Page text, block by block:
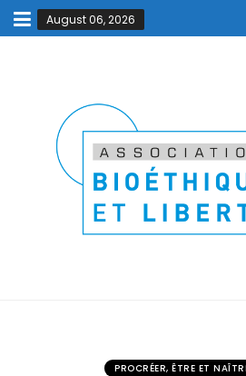
August 06, 2026
PROCRÉER, ÊTRE ET